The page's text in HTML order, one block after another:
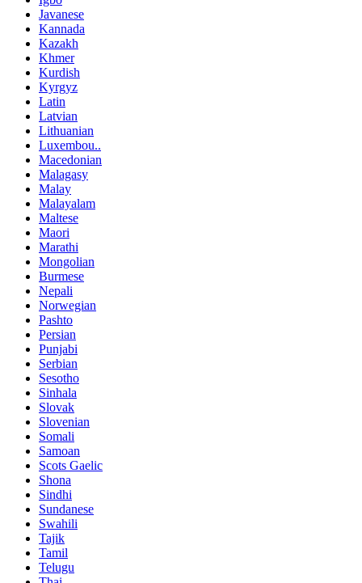
Javanese
Kannada
Kazakh
Khmer
Kurdish
Kyrgyz
Latin
Latvian
Lithuanian
Luxembou..
Macedonian
Malagasy
Malay
Malayalam
Maltese
Maori
Marathi
Mongolian
Burmese
Nepali
Norwegian
Pashto
Persian
Punjabi
Serbian
Sesotho
Sinhala
Slovak
Slovenian
Somali
Samoan
Scots Gaelic
Shona
Sindhi
Sundanese
Swahili
Tajik
Tamil
Telugu